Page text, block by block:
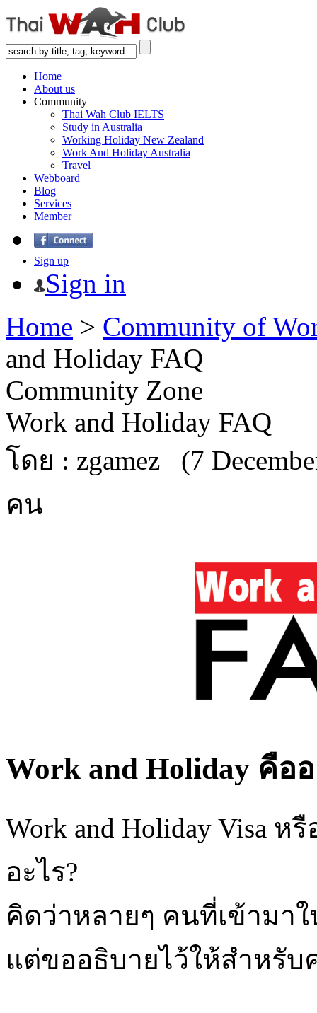
Home
About us
Community
Thai Wah Club IELTS
Study in Australia
Working Holiday New Zealand
Work And Holiday Australia
Travel
Webboard
Blog
Services
Member
Sign up
Sign in
Home > Community of
and Holiday FAQ
Community Zone
Work and Holiday FAQ
โดย : zgamez (7
คน
Work and Holiday คืออ
Work and Holiday Visa ห
อะไร?
คิดว่าหลายๆ คนที่เข้ามา
แต่ขออธิบายไว้ให้สำหรั